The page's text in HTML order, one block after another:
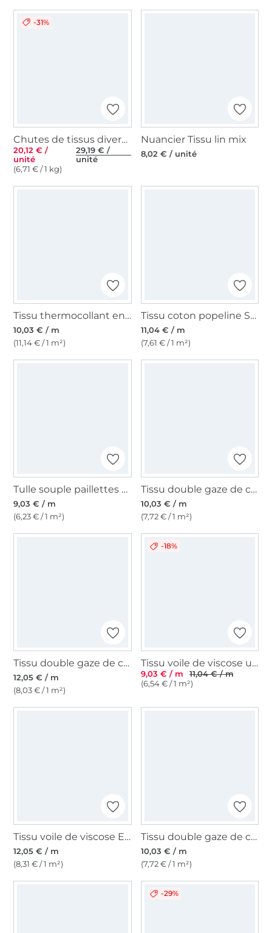
-31%
Chutes de tissus divers 3 kg
20,12 € /
unité
29,19 € /
unité
(6,71 € / 1 kg)
Nuancier Tissu lin mix
8,02 € / unité
Tissu thermocollant entoilage Vlieseline G785, blanc
10,03 € / m
(11,14 € / 1 m²)
Tissu coton popeline Sea Animals, bleu pétrole
11,04 € / m
(7,61 € / 1 m²)
Tulle souple paillettes Glitter Pastel Rainbow, multicolore
9,03 € / m
(6,23 € / 1 m²)
Tissu double gaze de coton, vert pâle
10,03 € / m
(7,72 € / 1 m²)
Tissu double gaze de coton, Pois dorés, lilas pâle
12,05 € / m
(8,03 € / 1 m²)
-18%
Tissu voile de viscose uni noir
9,03 € / m
11,04 € / m
(6,54 € / 1 m²)
Tissu voile de viscose Enjoy Beach Ethnic Leaves, bleu pétrole
12,05 € / m
(8,31 € / 1 m²)
Tissu double gaze de coton, vert olive
10,03 € / m
(7,72 € / 1 m²)
-29%